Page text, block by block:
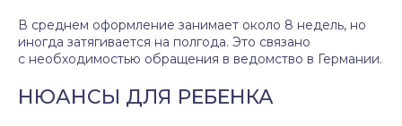
В среднем оформление занимает около 8 недель, но
иногда затягивается на полгода. Это связано
с необходимостью обращения в ведомство в Германии.
НЮАНСЫ ДЛЯ РЕБЕНКА